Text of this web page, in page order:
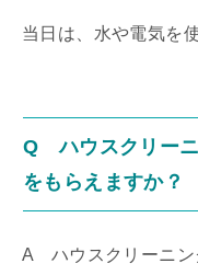
当日は、水や電気を
Q ハウスクリーニ
をもらえますか？
A ハウスクリーニン